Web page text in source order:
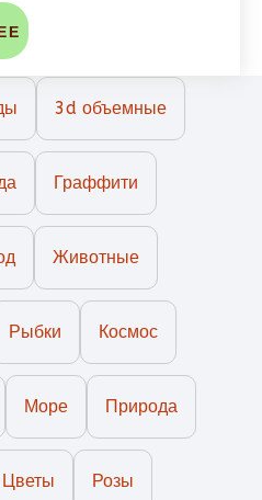
3d объемные
Граффити
Животные
Рыбки Космос
Море Природа
Цветы Розы